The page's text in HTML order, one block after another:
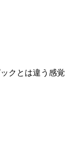
クとは違う感覚